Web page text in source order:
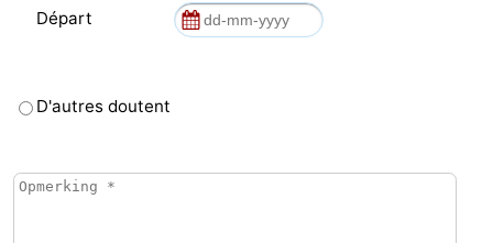
Départ
D'autres doutent